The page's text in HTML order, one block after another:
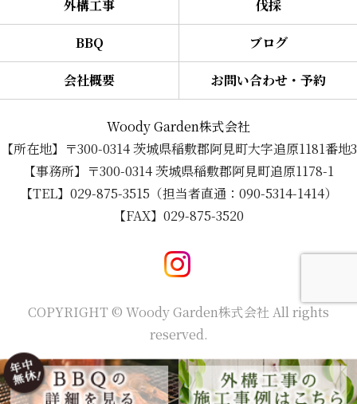
外構工事 伐採
BBQ ブログ
会社概要 お問い合わせ・予約
Woody Garden株式会社
【所在地】〒300-0314 茨城県稲敷郡阿見町大字追原1181番地3
【事務所】〒300-0314 茨城県稲敷郡阿見町追原1178-1
【TEL】029-875-3515（担当者直通：090-5314-1414）
【FAX】029-875-3520
COPYRIGHT © Woody Garden株式会社 All rights
reserved.